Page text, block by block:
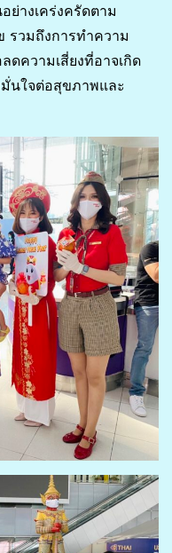
ย่างเคร่งครัดตาม
รวมถึงการทำความ
ดความเสี่ยงที่อาจเกิด
นใจต่อสุขภาพและ